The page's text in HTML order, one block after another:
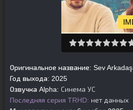
Оригинальное название: Sev Arkadaş
Год выхода: 2025
Озвучка Alpha: Синема УС
Последняя серия TRHD: нет данных